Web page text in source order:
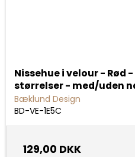
Nissehue i velour - Rød
størrelser - med/uden
Bæklund Design
BD-VE-1E5C
129,00 DKK